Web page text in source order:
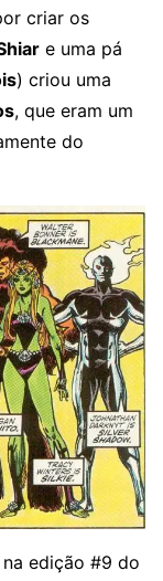
criar os
e uma pá
) criou uma
, que eram um
do
na edição #9 do